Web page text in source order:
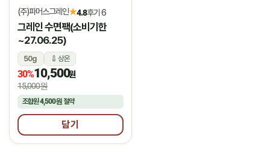
(주)파머스그레인★4.8후기 6
그레인 수면팩(소비기한
~27.06.25)
50g 상온
30%10,500원
15,000원
조합원4,500원 절약
담기